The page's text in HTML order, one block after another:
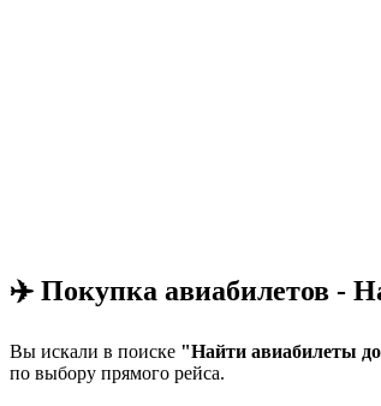
✈️ Покупка авиабилетов -
Вы искали в поиске "Найти авиабилеты
по выбору прямого рейса.